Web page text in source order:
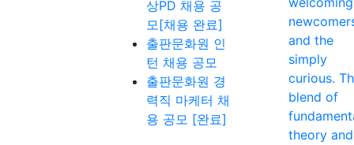
상PD 채용 공
모[채용 완료]
출판문화원 인
턴 채용 공모
출판문화원 경
력직 마케터 채
용 공모 [완료]
and the
simply
curious.
blend of
theory and